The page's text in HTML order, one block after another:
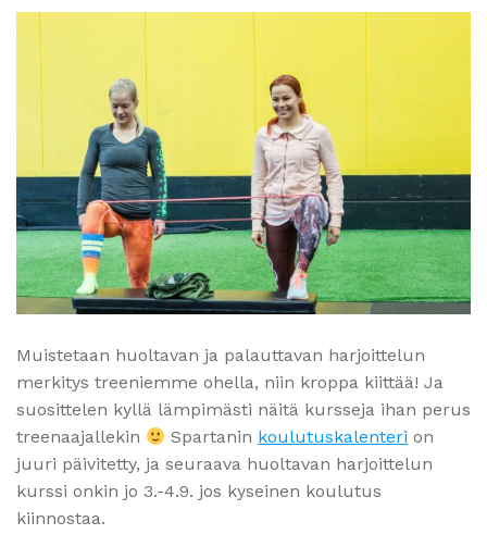
Muistetaan huoltavan ja palauttavan harjoittelun
merkitys treeniemme ohella, niin kroppa kiittää! Ja
suosittelen kyllä lämpimästi näitä kursseja ihan perus
treenaajallekin
Spartanin koulutuskalenteri on
juuri päivitetty, ja seuraava huoltavan harjoittelun
kurssi onkin jo 3.-4.9. jos kyseinen koulutus
kiinnostaa.